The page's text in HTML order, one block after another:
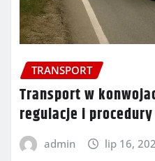
TRANSPORT
Transport w
regulacje i procedury
admin lip 16,